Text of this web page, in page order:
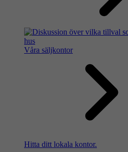
Våra säljkontor
Hitta ditt lokala kontor.